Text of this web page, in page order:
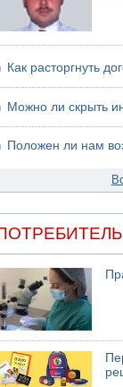
Как расторгнуть
Можно ли скрыть
Положен ли нам